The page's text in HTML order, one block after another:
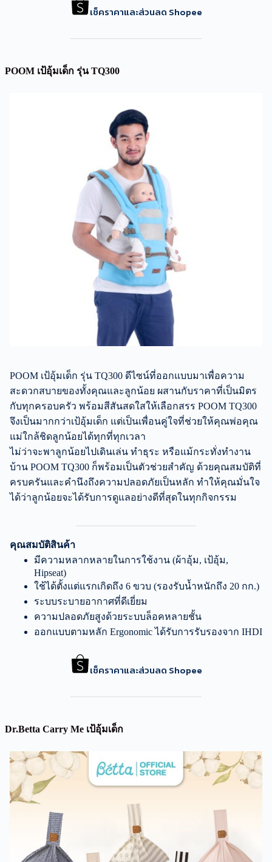
เช็คราคาและส่วนลด Shopee
POOM เป้อุ้มเด็ก รุ่น TQ300
POOM เป้อุ้มเด็ก รุ่น TQ300 ดีไซน์ที่ออกแบบมาเพื่อความ
สะดวกสบายของทั้งคุณและลูกน้อย ผสานกับราคาที่เป็นมิตร
กับทุกครอบครัว พร้อมสีสันสดใสให้เลือกสรร POOM TQ300
จึงเป็นมากกว่าเป้อุ้มเด็ก แต่เป็นเพื่อนคู่ใจที่ช่วยให้คุณพ่อคุณ
แม่ใกล้ชิดลูกน้อยได้ทุกที่ทุกเวลา
ไม่ว่าจะพาลูกน้อยไปเดินเล่น ทำธุระ หรือแม้กระทั่งทำงาน
บ้าน POOM TQ300 ก็พร้อมเป็นตัวช่วยสำคัญ ด้วยคุณสมบัติที่
ครบครันและคำนึงถึงความปลอดภัยเป็นหลัก ทำให้คุณมั่นใจ
ได้ว่าลูกน้อยจะได้รับการดูแลอย่างดีที่สุดในทุกกิจกรรม
คุณสมบัติสินค้า
มีความหลากหลายในการใช้งาน (ผ้าอุ้ม, เป้อุ้ม,
Hipseat)
ใช้ได้ตั้งแต่แรกเกิดถึง 6 ขวบ (รองรับน้ำหนักถึง 20 กก.)
ระบบระบายอากาศที่ดีเยี่ยม
ความปลอดภัยสูงด้วยระบบล็อคหลายชั้น
ออกแบบตามหลัก Ergonomic ได้รับการรับรองจาก IHDI
เช็คราคาและส่วนลด Shopee
Dr.Betta Carry Me เป้อุ้มเด็ก